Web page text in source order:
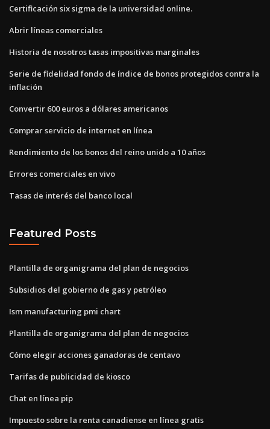
Certificación six sigma de la universidad online.
Abrir líneas comerciales
Historia de nosotros tasas impositivas marginales
Serie de fidelidad fondo de índice de bonos protegidos contra la
inflación
Convertir 600 euros a dólares americanos
Comprar servicio de internet en línea
Rendimiento de los bonos del reino unido a 10 años
Errores comerciales en vivo
Tasas de interés del banco local
Featured Posts
Plantilla de organigrama del plan de negocios
Subsidios del gobierno de gas y petróleo
Ism manufacturing pmi chart
Plantilla de organigrama del plan de negocios
Cómo elegir acciones ganadoras de centavo
Tarifas de publicidad de kiosco
Chat en línea pip
Impuesto sobre la renta canadiense en línea gratis